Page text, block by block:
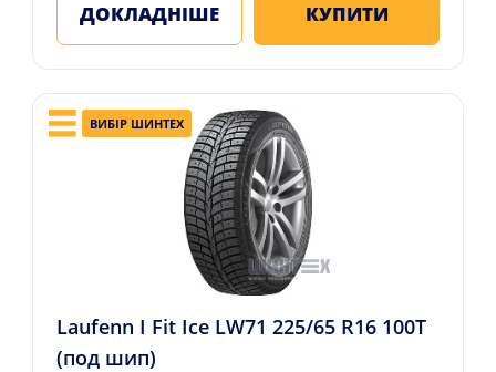
ДОКЛАДНІШЕ КУПИТИ
ВИБІР ШИНТЕХ
Laufenn I Fit Ice LW71 225/65 R16 100T
(под шип)